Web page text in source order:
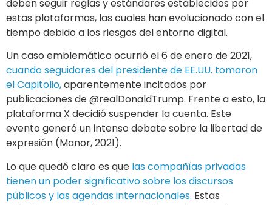
Lo que quedó claro es quelas compañías privadas
tienen un poder significativo sobre los discursos
públicos y las agendas internacionales.Estas
plataformas modifican sus políticas sin consultar con
los líderes globales, lo que obliga a los gobiernos a
adaptarse si desean seguir manteniendo presencia en
el mundo digital.
El futuro de la diplomacia
digital